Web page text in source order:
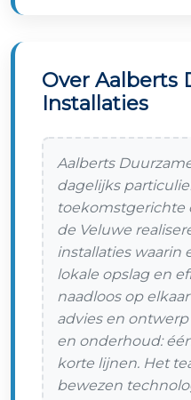
Over Aalberts
Installaties
Aalberts
dagelijks
toekomstgerichte
de Veluwe
installaties waarin
lokale opslag en
naadloos op
advies en
en onderhoud:
korte lijnen. Het
bewezen